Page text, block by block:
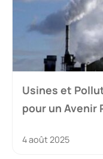
Usines et
pour un Avenir
4 août 2025